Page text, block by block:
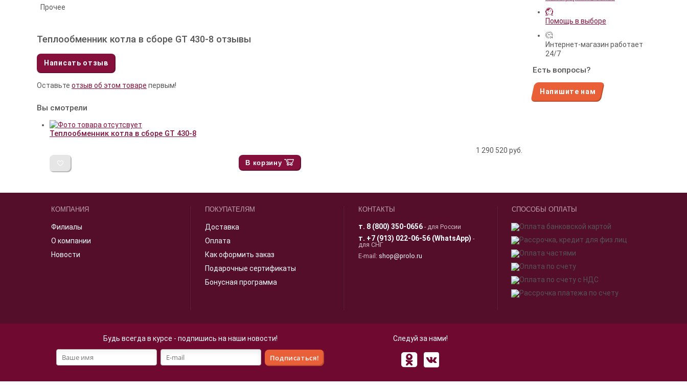
Помощь в выборе
Интернет-магазин работает
24/7
Есть вопросы?
Напишите нам
Прочее
Теплообменник котла в сборе GT 430-8 отзывы
Написать отзыв
Оставьте отзыв об этом товаре первым!
Вы смотрели
Теплообменник котла в сборе GT 430-8
1 290 520 руб.
В корзину
КОМПАНИЯ
Филиалы
О компании
Новости
ПОКУПАТЕЛЯМ
Доставка
Оплата
Как оформить заказ
Подарочные сертификаты
Бонусная программа
КОНТАКТЫ
т. 8 (800) 350-0656 - для России
т. +7 (913) 022-06-56 (WhatsApp) -
для СНГ
E-mail: shop@prolo.ru
СПОСОБЫ ОПЛАТЫ
Будь всегда в курсе - подпишись на наши новости! Следуй за нами!